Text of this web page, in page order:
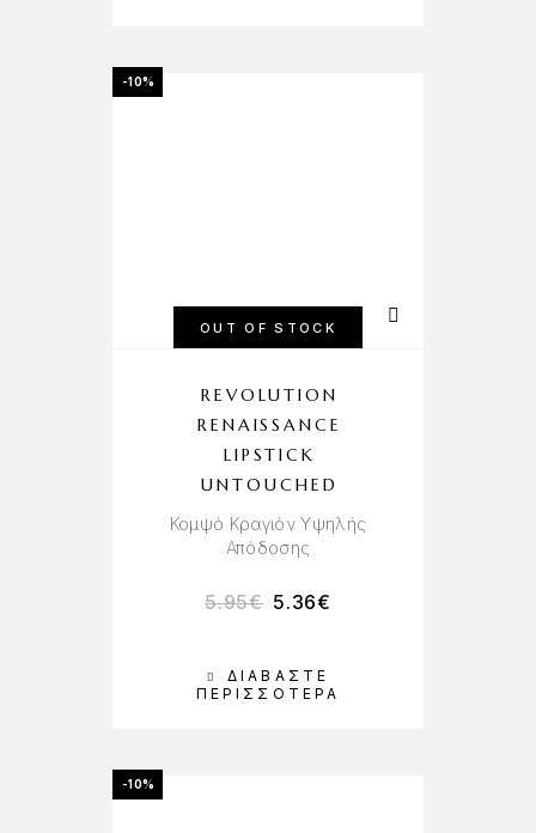
-10%
OUT OF STOCK
ΔΙΑΒΆΣΤΕ
ΠΕΡΙΣΣΌΤΕΡΑ
REVOLUTION
RENAISSANCE
LIPSTICK
UNTOUCHED
Κομψό Κραγιόν Υψηλής
Απόδοσης
5.95€ 5.36€
-10%